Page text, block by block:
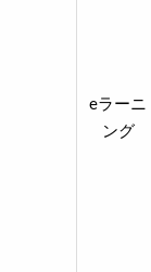
eラーニ
ング